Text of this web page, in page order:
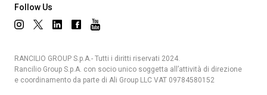
Follow Us
RANCILIO GROUP S.p.A.- Tutti i diritti riservati 2024.
Rancilio Group S.p.A. con socio unico soggetta all’attività di direzione
e coordinamento da parte di Ali Group LLC VAT 09784580152